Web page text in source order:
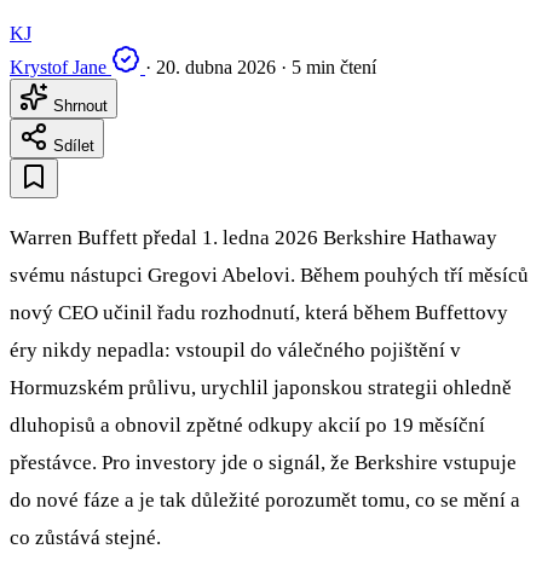
KJ
Krystof Jane
· 20. dubna 2026 · 5 min čtení
Shrnout
Sdílet
Warren Buffett předal 1. ledna 2026 Berkshire Hathaway
svému nástupci Gregovi Abelovi. Během pouhých tří měsíců
nový CEO učinil řadu rozhodnutí, která během Buffettovy
éry nikdy nepadla: vstoupil do válečného pojištění v
Hormuzském průlivu, urychlil japonskou strategii ohledně
dluhopisů a obnovil zpětné odkupy akcií po 19 měsíční
přestávce. Pro investory jde o signál, že Berkshire vstupuje
do nové fáze a je tak důležité porozumět tomu, co se mění a
co zůstává stejné.